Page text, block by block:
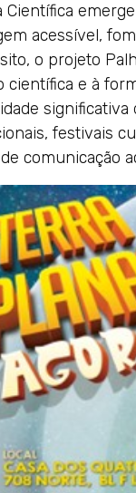
Científica
acessível,
o projeto
científica e à
festivais
comunicação